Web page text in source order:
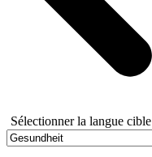
Sélectionner la langue cible